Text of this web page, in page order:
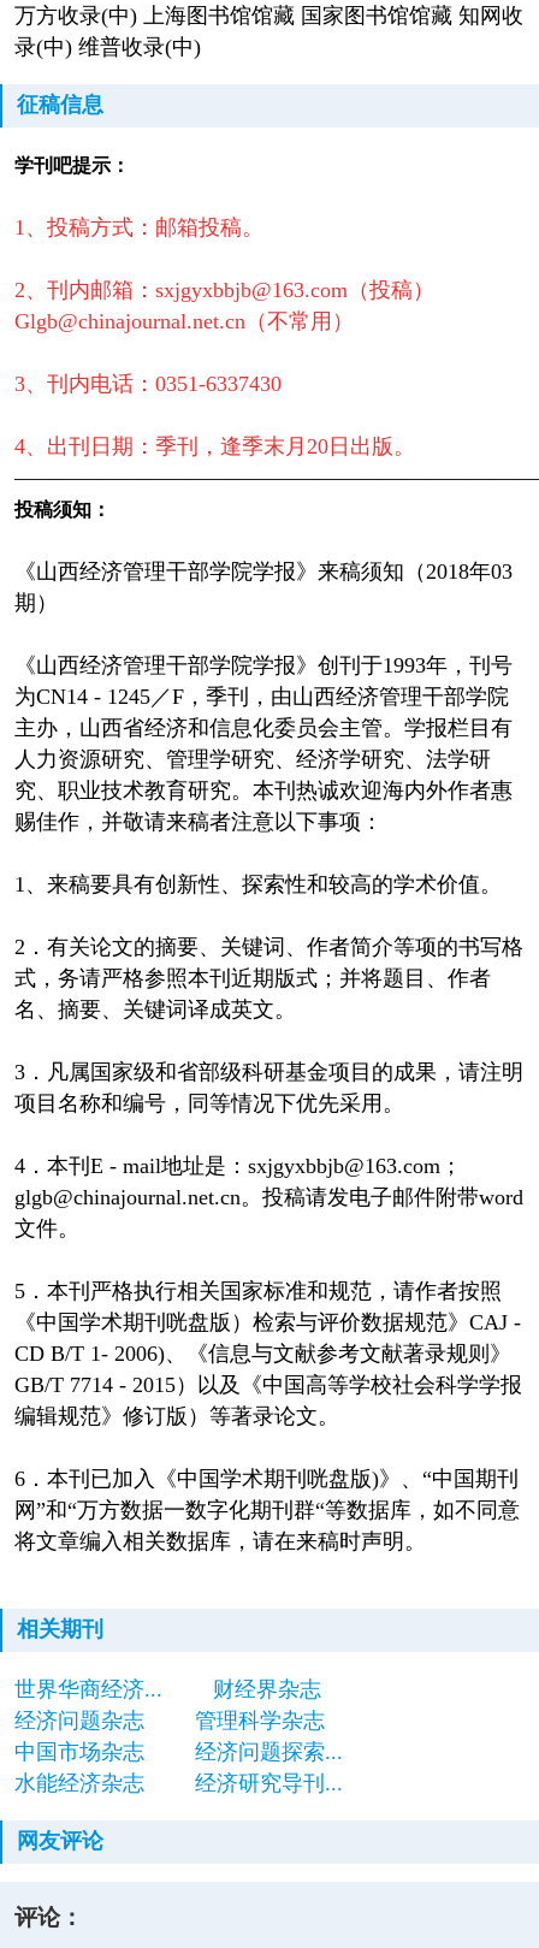
万方收录(中) 上海图书馆馆藏 国家图书馆馆藏 知网收
录(中) 维普收录(中)
征稿信息
学刊吧提示：
1、投稿方式：邮箱投稿。
2、刊内邮箱：sxjgyxbbjb@163.com（投稿）
Glgb@chinajournal.net.cn（不常用）
3、刊内电话：0351-6337430
4、出刊日期：季刊，逢季末月20日出版。
投稿须知：
《山西经济管理干部学院学报》来稿须知（2018年03
期）
《山西经济管理干部学院学报》创刊于1993年，刊号
为CN14 - 1245／F，季刊，由山西经济管理干部学院
主办，山西省经济和信息化委员会主管。学报栏目有
人力资源研究、管理学研究、经济学研究、法学研
究、职业技术教育研究。本刊热诚欢迎海内外作者惠
赐佳作，并敬请来稿者注意以下事项：
1、来稿要具有创新性、探索性和较高的学术价值。
2．有关论文的摘要、关键词、作者简介等项的书写格
式，务请严格参照本刊近期版式；并将题目、作者
名、摘要、关键词译成英文。
3．凡属国家级和省部级科研基金项目的成果，请注明
项目名称和编号，同等情况下优先采用。
4．本刊E - mail地址是：sxjgyxbbjb@163.com；
glgb@chinajournal.net.cn。投稿请发电子邮件附带word
文件。
5．本刊严格执行相关国家标准和规范，请作者按照
《中国学术期刊咣盘版）检索与评价数据规范》CAJ -
CD B/T 1- 2006)、《信息与文献参考文献著录规则》
GB/T 7714 - 2015）以及《中国高等学校社会科学学报
编辑规范》修订版）等著录论文。
6．本刊已加入《中国学术期刊咣盘版)》、“中国期刊
网”和“万方数据一数字化期刊群“等数据库，如不同意
将文章编入相关数据库，请在来稿时声明。
相关期刊
世界华商经济...
财经界杂志
经济问题杂志
管理科学杂志
中国市场杂志
经济问题探索...
水能经济杂志
经济研究导刊...
网友评论
评论：